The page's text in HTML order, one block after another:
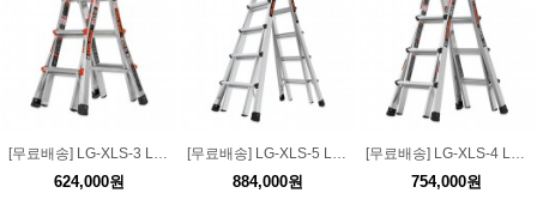
[무료배송] LG-XLS-3 LG용 X-LS 멀티사다리 3단
624,000원
[무료배송] LG-XLS-5 LG용 X-LS 멀티사다리 5단
884,000원
[무료배송] LG-XLS-4 LG용 X-LS 멀티사다리 4단
754,000원